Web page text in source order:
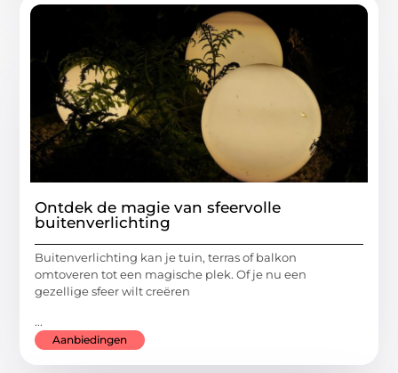
Ontdek de magie van sfeervolle
buitenverlichting
Buitenverlichting kan je tuin, terras of balkon
omtoveren tot een magische plek. Of je nu een
gezellige sfeer wilt creëren
...
Aanbiedingen